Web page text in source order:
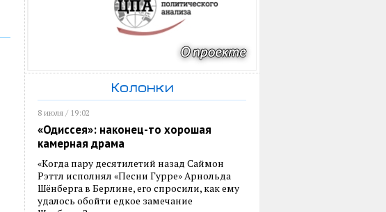
Колонки
8 июля / 19:02
«Одиссея»: наконец-то хорошая
камерная драма
«Когда пару десятилетий назад Саймон
Рэттл исполнял «Песни Гурре» Арнольда
Шёнберга в Берлине, его спросили, как ему
удалось обойти едкое замечание